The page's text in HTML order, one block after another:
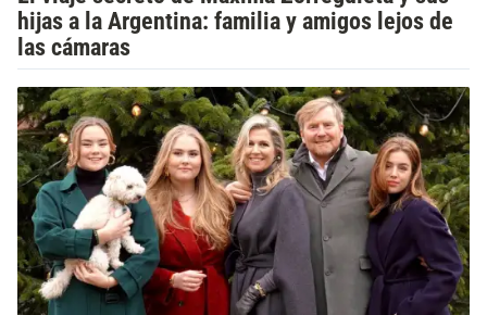
hijas a la Argentina: familia y amigos lejos de
las cámaras